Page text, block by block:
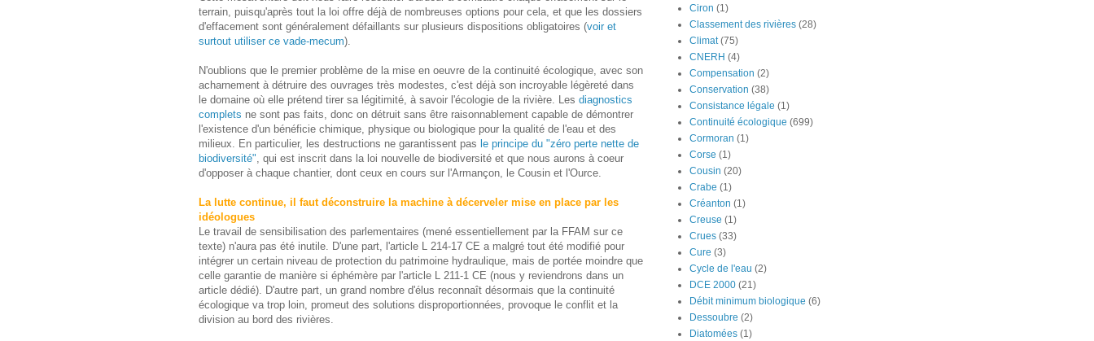
terrain, puisqu'après tout la loi offre déjà de nombreuses options pour cela, et que les dossiers
d'effacement sont généralement défaillants sur plusieurs dispositions obligatoires (voir et
surtout utiliser ce vade-mecum).
N'oublions que le premier problème de la mise en oeuvre de la continuité écologique, avec son
acharnement à détruire des ouvrages très modestes, c'est déjà son incroyable légèreté dans
le domaine où elle prétend tirer sa légitimité, à savoir l'écologie de la rivière. Les diagnostics
complets ne sont pas faits, donc on détruit sans être raisonnablement capable de démontrer
l'existence d'un bénéficie chimique, physique ou biologique pour la qualité de l'eau et des
milieux. En particulier, les destructions ne garantissent pas le principe du "zéro perte nette de
biodiversité", qui est inscrit dans la loi nouvelle de biodiversité et que nous aurons à coeur
d'opposer à chaque chantier, dont ceux en cours sur l'Armançon, le Cousin et l'Ource.
La lutte continue, il faut déconstruire la machine à décerveler mise en place par les
idéologues
Le travail de sensibilisation des parlementaires (mené essentiellement par la FFAM sur ce
texte) n'aura pas été inutile. D'une part, l'article L 214-17 CE a malgré tout été modifié pour
intégrer un certain niveau de protection du patrimoine hydraulique, mais de portée moindre que
celle garantie de manière si éphémère par l'article L 211-1 CE (nous y reviendrons dans un
article dédié). D'autre part, un grand nombre d'élus reconnaît désormais que la continuité
écologique va trop loin, promeut des solutions disproportionnées, provoque le conflit et la
division au bord des rivières.
Ciron (1)
Classement des rivières (28)
Climat (75)
CNERH (4)
Compensation (2)
Conservation (38)
Consistance légale (1)
Continuité écologique (699)
Cormoran (1)
Corse (1)
Cousin (20)
Crabe (1)
Créanton (1)
Creuse (1)
Crues (33)
Cure (3)
Cycle de l'eau (2)
DCE 2000 (21)
Débit minimum biologique (6)
Dessoubre (2)
Diatomées (1)